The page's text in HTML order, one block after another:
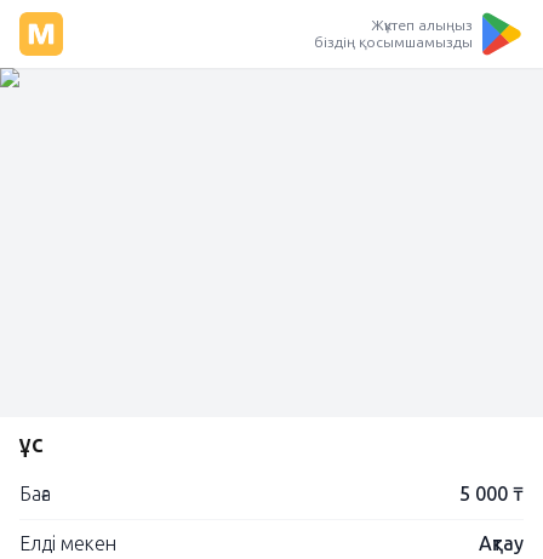
Жүктеп алыңыз
біздің қосымшамызды
Құс
Баға 5 000 ₸
Елді мекен Ақтау